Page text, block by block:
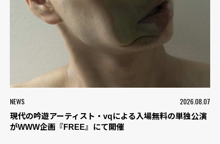
NEWS 2026.08.07
現代の吟遊アーティスト・vqによる入場無料の単独公演
がWWW企画『FREE』にて開催